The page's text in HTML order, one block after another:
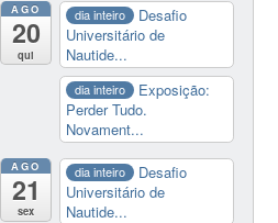
AGO
20
qui
dia inteiro
Desafio
Universitário de
Nautide...
dia inteiro
Exposição:
Perder Tudo.
Novament...
AGO
21
sex
dia inteiro
Desafio
Universitário de
Nautide...